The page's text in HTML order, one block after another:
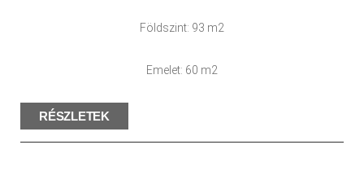
Földszint: 93 m2
Emelet: 60 m2
RÉSZLETEK